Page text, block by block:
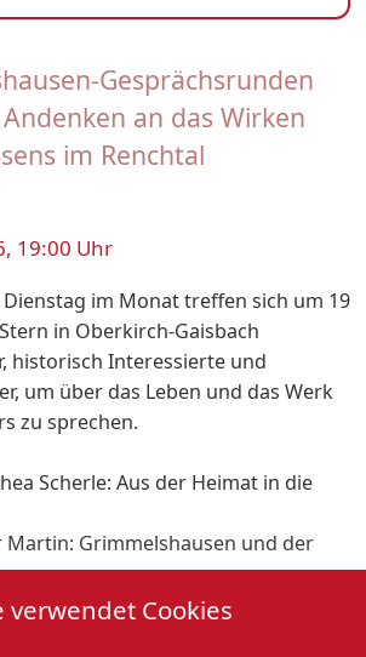
verwendet Cookies
Gesprächsrunden
an das Wirken
im Renchtal
19:00 Uhr
im Monat treffen sich um 19
in Oberkirch-Gaisbach
historisch Interessierte und
um über das Leben und das Werk
zu sprechen.
Scherle: Aus der Heimat in die
Martin: Grimmelshausen und der
Schwanke: Führung durch die neu